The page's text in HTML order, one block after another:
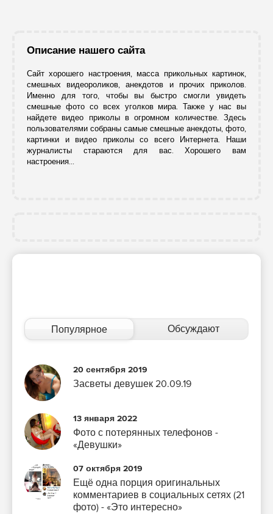
Описание нашего сайта
Сайт хорошего настроения, масса прикольных картинок,
смешных видеороликов, анекдотов и прочих приколов.
Именно для того, чтобы вы быстро смогли увидеть
смешные фото со всех уголков мира. Также у нас вы
найдете видео приколы в огромном количестве. Здесь
пользователями собраны самые смешные анекдоты, фото,
картинки и видео приколы со всего Интернета. Наши
журналисты стараются для вас. Хорошего вам
настроения...
Популярное Обсуждают
20 сентября 2019
Засветы девушек 20.09.19
13 января 2022
Фото с потерянных телефонов -
«Девушки»
07 октября 2019
Ещё одна порция оригинальных
комментариев в социальных сетях (21
фото) - «Это интересно»